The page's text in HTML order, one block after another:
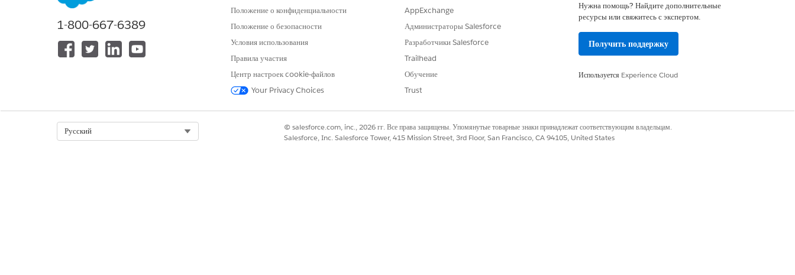
ЭТА СТАТЬЯ РЕШИЛА ВАШУ ПРОБЛЕМУ?
Оставьте свой отзыв, чтобы мы могли стать лучше!
Да Нет
1-800-667-6389
Положение о конфиденциальности
Положение о безопасности
Условия использования
Правила участия
Центр настроек cookie-файлов
Your Privacy Choices
AppExchange
Администраторы Salesforce
Разработчики Salesforce
Trailhead
Обучение
Trust
Нужна помощь? Найдите дополнительные
ресурсы или свяжитесь с экспертом.
Получить поддержку
Используется Experience Cloud
Русский
© salesforce.com, inc., 2026 гг. Все права защищены. Упомянутые товарные знаки принадлежат соответствующим владельцам.
Salesforce, Inc. Salesforce Tower, 415 Mission Street, 3rd Floor, San Francisco, CA 94105, United States